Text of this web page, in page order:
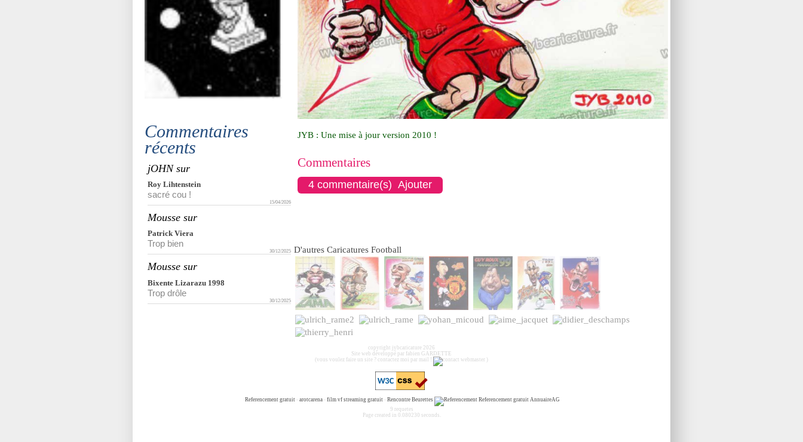
Commentaires
récents
jOHN sur
Roy Lihtenstein
sacré cou !
15/04/2026
Mousse sur
Patrick Viera
Trop bien
30/12/2025
Mousse sur
Bixente Lizarazu 1998
Trop drôle
30/12/2025
JYB : Une mise à jour version 2010 !
Commentaires
4 commentaire(s) Ajouter
D'autres Caricatures Football
copyright jybcaricature 2026
Site web développé par fabien GARDETTE
(vous voulez faire un site ? contactez moi par mail !
)
Referencement gratuit- arotcarena- film vf streaming gratuit- Rencontre Beurettes Referencement gratuit AnnuaireAG
9 requetes
Page created in 0.080230 seconds.